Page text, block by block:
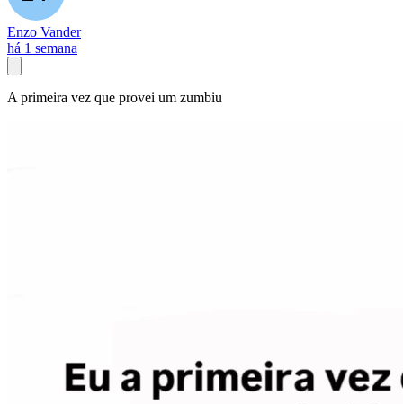
Enzo Vander
há 1 semana
A primeira vez que provei um zumbiu